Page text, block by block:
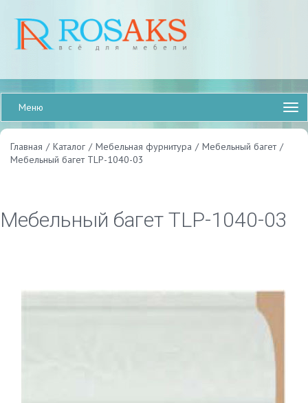
Меню
Главная / Каталог / Мебельная фурнитура / Мебельный багет /
Мебельный багет TLP-1040-03
Мебельный багет TLP-1040-03